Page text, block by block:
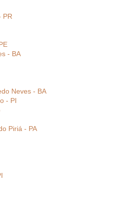
PR
- BA
Neves - BA
- PI
Piriá - PA